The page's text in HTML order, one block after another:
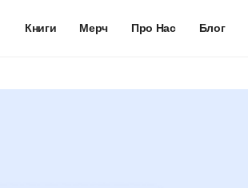
Книги Мерч Про Нас Блог